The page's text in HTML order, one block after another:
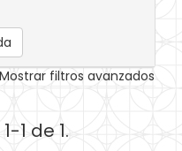
Mostrar filtros avanzados
1 de 1.